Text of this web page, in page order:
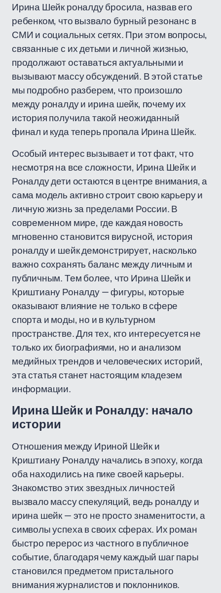
Ирина Шейк роналду бросила, назвав его
ребенком, что вызвало бурный резонанс в
СМИ и социальных сетях. При этом вопросы,
связанные с их детьми и личной жизнью,
продолжают оставаться актуальными и
вызывают массу обсуждений. В этой статье
мы подробно разберем, что произошло
между роналду и ирина шейк, почему их
история получила такой неожиданный
финал и куда теперь пропала Ирина Шейк.
Особый интерес вызывает и тот факт, что
несмотря на все сложности, Ирина Шейк и
Роналду дети остаются в центре внимания, а
сама модель активно строит свою карьеру и
личную жизнь за пределами России. В
современном мире, где каждая новость
мгновенно становится вирусной, история
роналду и шейк демонстрирует, насколько
важно сохранять баланс между личным и
публичным. Тем более, что Ирина Шейк и
Криштиану Роналду — фигуры, которые
оказывают влияние не только в сфере
спорта и моды, но и в культурном
пространстве. Для тех, кто интересуется не
только их биографиями, но и анализом
медийных трендов и человеческих историй,
эта статья станет настоящим кладезем
информации.
Ирина Шейк и Роналду: начало
истории
Отношения между Ириной Шейк и
Криштиану Роналду начались в эпоху, когда
оба находились на пике своей карьеры.
Знакомство этих звездных личностей
вызвало массу спекуляций, ведь роналду и
ирина шейк — это не просто знаменитости, а
символы успеха в своих сферах. Их роман
быстро перерос из частного в публичное
событие, благодаря чему каждый шаг пары
становился предметом пристального
внимания журналистов и поклонников.